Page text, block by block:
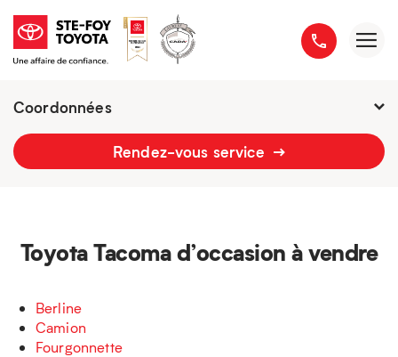
Coordonnées
7h - 21h
Rendez-vous service
Toyota Tacoma d’occasion à vendre
Berline
Camion
Fourgonnette